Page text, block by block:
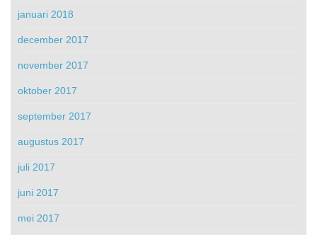
januari 2018
december 2017
november 2017
oktober 2017
september 2017
augustus 2017
juli 2017
juni 2017
mei 2017